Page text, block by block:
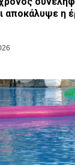
αποκάλυψε η